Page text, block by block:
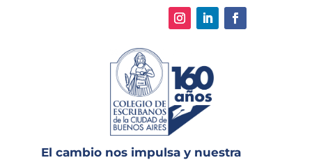
El cambio nos impulsa y nuestra